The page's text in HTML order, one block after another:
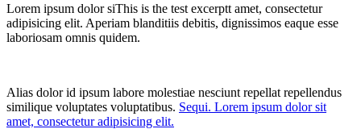
Lorem ipsum dolor siThis is the test excerptt amet, consectetur
adipisicing elit. Aperiam blanditiis debitis, dignissimos eaque esse
laboriosam omnis quidem.
Alias dolor id ipsum labore molestiae nesciunt repellat repellendus
similique voluptates voluptatibus. Sequi. Lorem ipsum dolor sit
amet, consectetur adipisicing elit.